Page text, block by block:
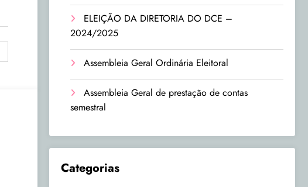
ELEIÇÃO DA DIRETORIA DO DCE –
2024/2025
Assembleia Geral Ordinária Eleitoral
Assembleia Geral de prestação de contas
semestral
Categorias